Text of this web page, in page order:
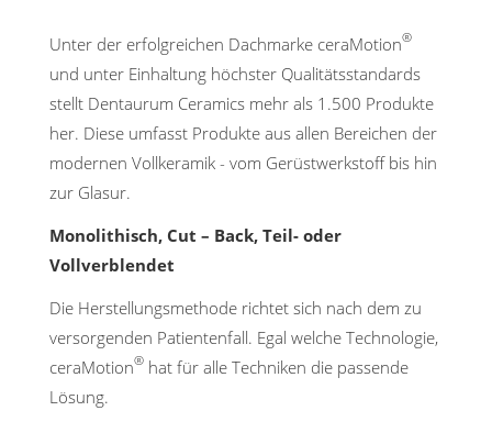
Unter der erfolgreichen Dachmarke ceraMotion®
und unter Einhaltung höchster Qualitätsstandards
stellt Dentaurum Ceramics mehr als 1.500 Produkte
her. Diese umfasst Produkte aus allen Bereichen der
modernen Vollkeramik - vom Gerüstwerkstoff bis hin
zur Glasur.
Monolithisch, Cut – Back, Teil- oder
Vollverblendet
Die Herstellungsmethode richtet sich nach dem zu
versorgenden Patientenfall. Egal welche Technologie,
ceraMotion® hat für alle Techniken die passende
Lösung.